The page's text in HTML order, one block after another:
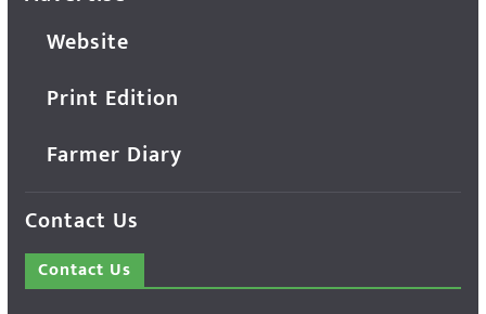
Website
Print Edition
Farmer Diary
Contact Us
Contact Us